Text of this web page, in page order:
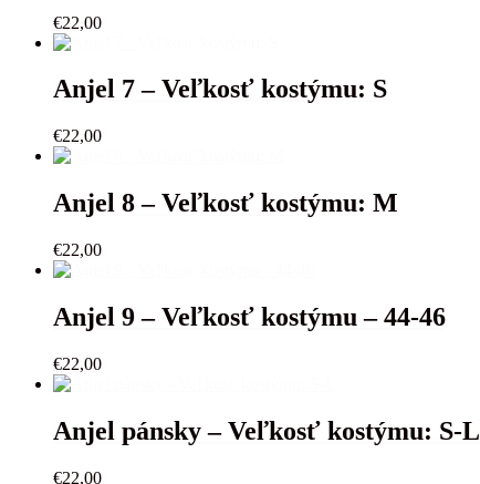
€22,00
Anjel 7 – Veľkosť kostýmu: S
€22,00
Anjel 8 – Veľkosť kostýmu: M
€22,00
Anjel 9 – Veľkosť kostýmu – 44-46
€22,00
Anjel pánsky – Veľkosť kostýmu: S-L
€22,00